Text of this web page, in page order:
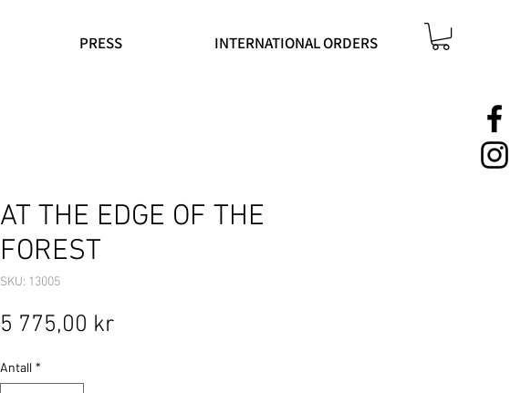
PRESS INTERNATIONAL ORDERS
AT THE EDGE OF THE
FOREST
SKU: 13005
5 775,00 krPris
Antall *